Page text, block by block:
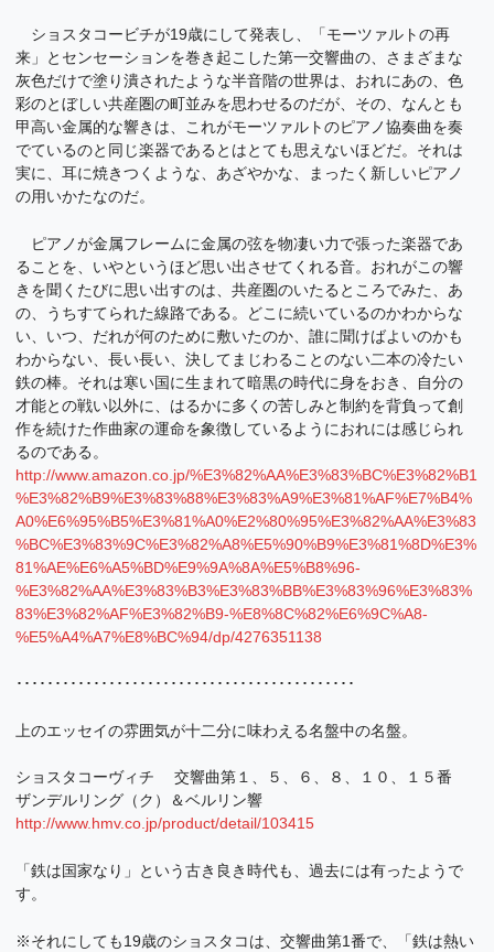
ショスタコービチが19歳にして発表し、「モーツァルトの再
来」とセンセーションを巻き起こした第一交響曲の、さまざまな
灰色だけで塗り潰されたような半音階の世界は、おれにあの、色
彩のとぼしい共産圏の町並みを思わせるのだが、その、なんとも
甲高い金属的な響きは、これがモーツァルトのピアノ協奏曲を奏
でているのと同じ楽器であるとはとても思えないほどだ。それは
実に、耳に焼きつくような、あざやかな、まったく新しいピアノ
の用いかたなのだ。
ピアノが金属フレームに金属の弦を物凄い力で張った楽器であ
ることを、いやというほど思い出させてくれる音。おれがこの響
きを聞くたびに思い出すのは、共産圏のいたるところでみた、あ
の、うちすてられた線路である。どこに続いているのかわからな
い、いつ、だれが何のために敷いたのか、誰に聞けばよいのかも
わからない、長い長い、決してまじわることのない二本の冷たい
鉄の棒。それは寒い国に生まれて暗黒の時代に身をおき、自分の
才能との戦い以外に、はるかに多くの苦しみと制約を背負って創
作を続けた作曲家の運命を象徴しているようにおれには感じられ
るのである。
http://www.amazon.co.jp/%E3%82%AA%E3%83%BC%E3%82%B1
%E3%82%B9%E3%83%88%E3%83%A9%E3%81%AF%E7%B4%
A0%E6%95%B5%E3%81%A0%E2%80%95%E3%82%AA%E3%83
%BC%E3%83%9C%E3%82%A8%E5%90%B9%E3%81%8D%E3%
81%AE%E6%A5%BD%E9%9A%8A%E5%B8%96-
%E3%82%AA%E3%83%B3%E3%83%BB%E3%83%96%E3%83%
83%E3%82%AF%E3%82%B9-%E8%8C%82%E6%9C%A8-
%E5%A4%A7%E8%BC%94/dp/4276351138
････････････････････････････････････････････
上のエッセイの雰囲気が十二分に味わえる名盤中の名盤。
ショスタコーヴィチ 交響曲第１、５、６、８、１０、１５番
ザンデルリング（ク）＆ベルリン響
http://www.hmv.co.jp/product/detail/103415
「鉄は国家なり」という古き良き時代も、過去には有ったようで
す。
※それにしても19歳のショスタコは、交響曲第1番で、「鉄は熱い